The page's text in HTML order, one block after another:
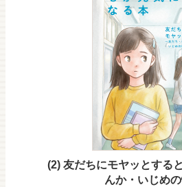
2 友だちにモヤッとする
んか・いじめ